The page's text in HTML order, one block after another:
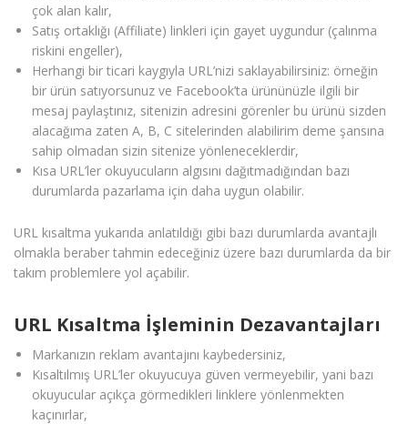
çok alan kalır,
Satış ortaklığı (Affiliate) linkleri için gayet uygundur (çalınma
riskini engeller),
Herhangi bir ticari kaygıyla URL’nizi saklayabilirsiniz: örneğin
bir ürün satıyorsunuz ve Facebook’ta ürününüzle ilgili bir
mesaj paylaştınız, sitenizin adresini görenler bu ürünü sizden
alacağıma zaten A, B, C sitelerinden alabilirim deme şansına
sahip olmadan sizin sitenize yönleneceklerdir,
Kısa URL’ler okuyucuların algısını dağıtmadığından bazı
durumlarda pazarlama için daha uygun olabilir.
URL kısaltma yukarıda anlatıldığı gibi bazı durumlarda avantajlı
olmakla beraber tahmin edeceğiniz üzere bazı durumlarda da bir
takım problemlere yol açabilir.
URL Kısaltma İşleminin Dezavantajları
Markanızın reklam avantajını kaybedersiniz,
Kısaltılmış URL’ler okuyucuya güven vermeyebilir, yani bazı
okuyucular açıkça görmedikleri linklere yönlenmekten
kaçınırlar,